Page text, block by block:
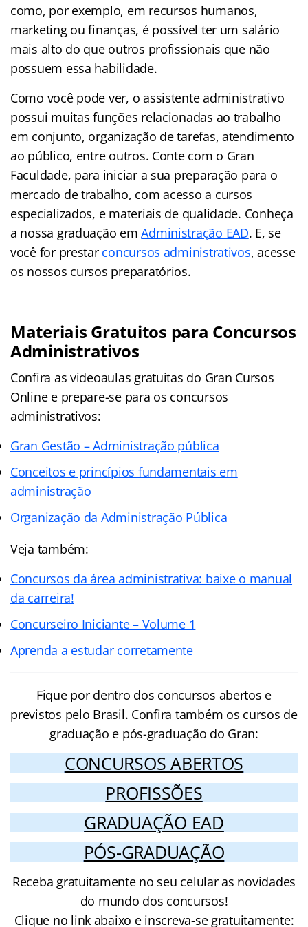
como, por exemplo, em recursos humanos,
marketing ou finanças, é possível ter um salário
mais alto do que outros profissionais que não
possuem essa habilidade.
Como você pode ver, o assistente administrativo
possui muitas funções relacionadas ao trabalho
em conjunto, organização de tarefas, atendimento
ao público, entre outros. Conte com o Gran
Faculdade, para iniciar a sua preparação para o
mercado de trabalho, com acesso a cursos
especializados, e materiais de qualidade. Conheça
a nossa graduação emAdministração EAD. E, se
você for prestar concursos administrativos, acesse
os nossos cursos preparatórios.
Materiais Gratuitos para Concursos
Administrativos
Confira as videoaulas gratuitas do Gran Cursos
Online e prepare-se para os concursos
administrativos:
Gran Gestão – Administração pública
Conceitos e princípios fundamentais em
administração
Organização da Administração Pública
Veja também:
Concursos da área administrativa: baixe o manual
da carreira!
Concurseiro Iniciante – Volume 1
Aprenda a estudar corretamente
Fique por dentro dos concursos abertos e
previstos pelo Brasil. Confira também os cursos de
graduação e pós-graduação do Gran:
CONCURSOS ABERTOS
PROFISSÕES
GRADUAÇÃO EAD
PÓS-GRADUAÇÃO
Receba gratuitamente no seu celular as novidades
do mundo dos concursos!
Clique no link abaixo e inscreva-se gratuitamente: